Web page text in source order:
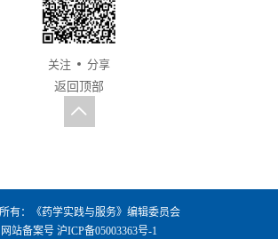
关注
分享
返回顶部
有：《药学实践与服务》编辑委员会
网站备案号 沪ICP备05003363号-1